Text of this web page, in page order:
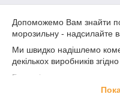
Допоможемо Вам знайти
морозильну - надсилайте
Ми швидко надішлемо
декількох виробників
Гарантія на столи